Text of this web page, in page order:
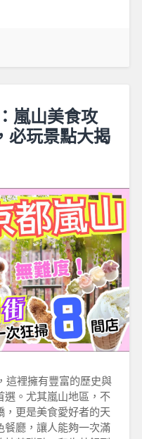
嵐山美食攻
必玩景點大揭
這裡擁有豐富的歷史與
選。尤其嵐山地區，不
，更是美食愛好者的天
餐廳，讓人能夠一次滿